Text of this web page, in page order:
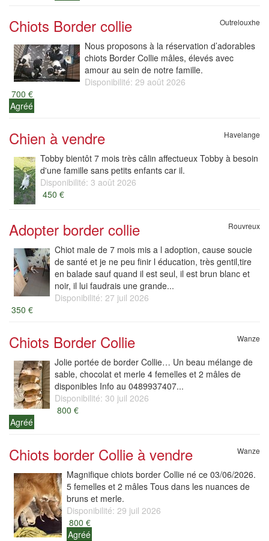
Chiots Border collie Outrelouxhe
Nous proposons à la réservation d’adorables
chiots Border Collie mâles, élevés avec
amour au sein de notre famille.
Disponibilité: 29 août 2026
700 €
Agréé
Chien à vendre Havelange
Tobby bientôt 7 mois très câlin affectueux Tobby à besoin
d'une famille sans petits enfants car il.
Disponibilité: 3 août 2026
450 €
Adopter border collie Rouvreux
Chiot male de 7 mois mis a l adoption, cause soucie
de santé et je ne peu finir l éducation, très gentil,tire
en balade sauf quand il est seul, il est brun blanc et
noir, il lui faudrais une grande...
Disponibilité: 27 juil 2026
350 €
Chiots Border Collie Wanze
Jolie portée de border Collie… Un beau mélange de
sable, chocolat et merle 4 femelles et 2 mâles de
disponibles Info au 0489937407...
Disponibilité: 30 juil 2026
800 €
Agréé
Chiots border Collie à vendre Wanze
Magnifique chiots border Collie né ce 03/06/2026.
5 femelles et 2 mâles Tous dans les nuances de
bruns et merle.
Disponibilité: 29 juil 2026
800 €
Agréé